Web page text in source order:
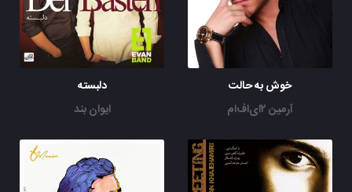
خوش به حالت
آرمین ۲ای‌اف‌ام
دلبسته
ایوان بند